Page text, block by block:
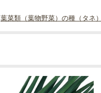
葉菜類（葉物野菜）の種（タネ